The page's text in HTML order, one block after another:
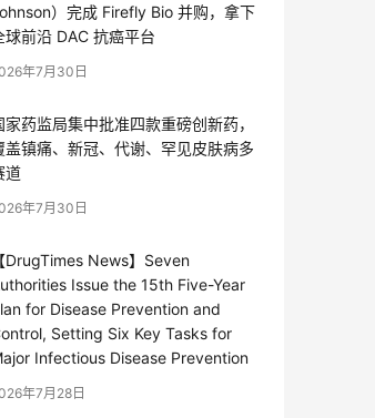
）完成 Firefly Bio 并购，拿下
球前沿 DAC 抗癌平台
年7月30日
家药监局集中批准四款重磅创新药，
盖镇痛、新冠、代谢、罕见皮肤病多
道
年7月30日
【DrugTimes News】Seven
Issue the 15th Five-Year
for Disease Prevention and
Setting Six Key Tasks for
Infectious Disease Prevention
年7月28日